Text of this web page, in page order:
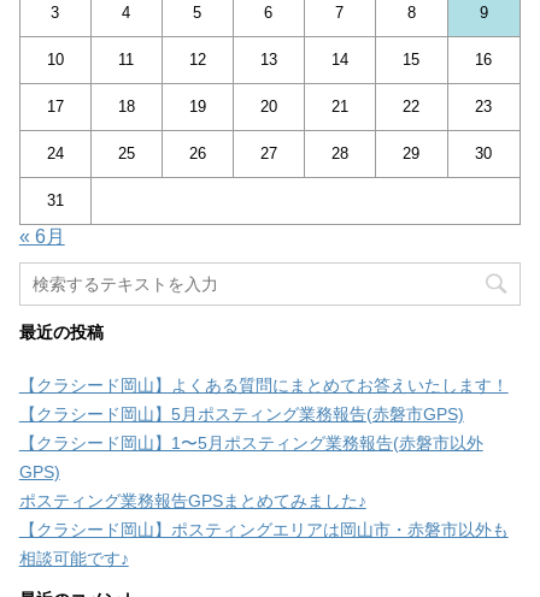
3 4 5 6 7 8 9
10 11 12 13 14 15 16
17 18 19 20 21 22 23
24 25 26 27 28 29 30
31
« 6月
最近の投稿
【クラシード岡山】よくある質問にまとめてお答えいたします！
【クラシード岡山】5月ポスティング業務報告(赤磐市GPS)
【クラシード岡山】1〜5月ポスティング業務報告(赤磐市以外
GPS)
ポスティング業務報告GPSまとめてみました♪
【クラシード岡山】ポスティングエリアは岡山市・赤磐市以外も
相談可能です♪